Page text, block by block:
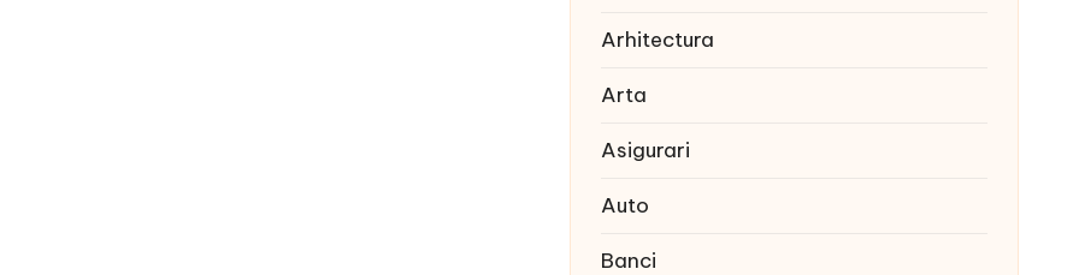
Arhitectura
Arta
Asigurari
Auto
Banci